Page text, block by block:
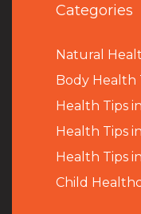
Categories
Natural
Body Health
Health Tips
Health Tips
Health Tips
Child